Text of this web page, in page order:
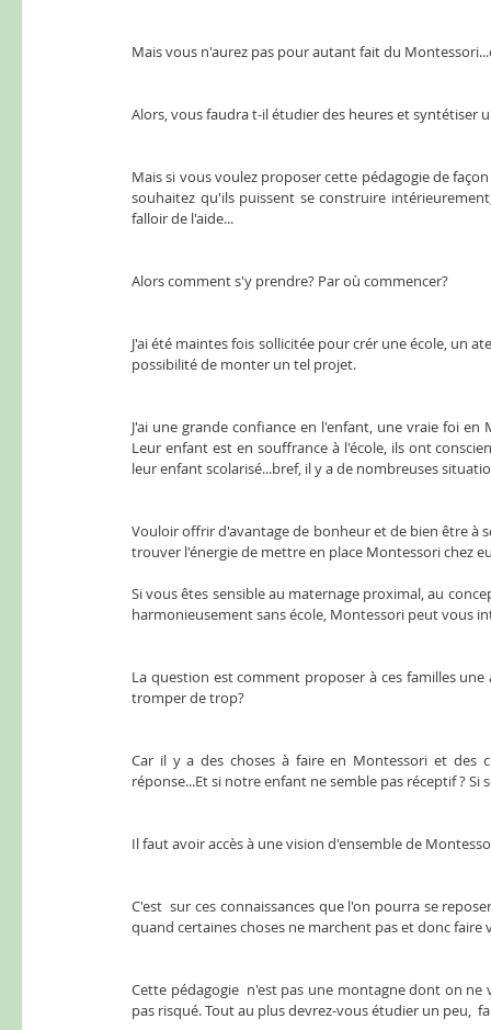
Mais vous n'aurez pas pour autant fait du
Alors, vous faudra t-il étudier des heures et
Mais si vous voulez proposer cette pédagogie de
souhaitez qu'ils puissent se construire
falloir de l'aide...
Alors comment s'y prendre? Par où commencer?
J'ai été maintes fois sollicitée pour crér une école, un
possibilité de monter un tel projet.
J'ai une grande confiance en l'enfant, une vraie foi
Leur enfant est en souffrance à l'école, ils ont
leur enfant scolarisé...bref, il y a de nombreuses
Vouloir offrir d'avantage de bonheur et de bien être à
trouver l'énergie de mettre en place Montessori chez
Si vous êtes sensible au maternage proximal, au
harmonieusement sans école, Montessori peut vous
La question est comment proposer à ces familles
tromper de trop?
Car il y a des choses à faire en Montessori et des
réponse...Et si notre enfant ne semble pas réceptif ?
Il faut avoir accès à une vision d'ensemble de
C'est  sur ces connaissances que l'on pourra se
quand certaines choses ne marchent pas et donc
Cette pédagogie  n'est pas une montagne dont on ne
pas risqué. Tout au plus devrez-vous étudier un peu,